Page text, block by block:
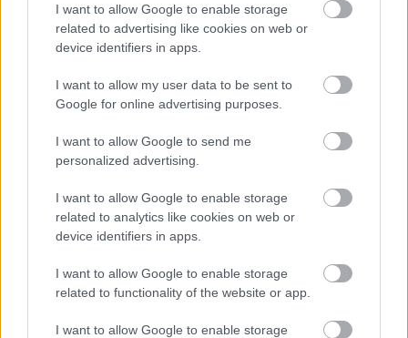
I want to allow Google to enable storage
related to advertising like cookies on web or
device identifiers in apps.
I want to allow my user data to be sent to
Google for online advertising purposes.
I want to allow Google to send me
personalized advertising.
I want to allow Google to enable storage
related to analytics like cookies on web or
device identifiers in apps.
I want to allow Google to enable storage
related to functionality of the website or app.
I want to allow Google to enable storage
mozgóképben...
szeretnék rizsázni. Szigetről túl sok mindent nem
lehet írni.. maradt az ami volt, hiába próbálnak ...